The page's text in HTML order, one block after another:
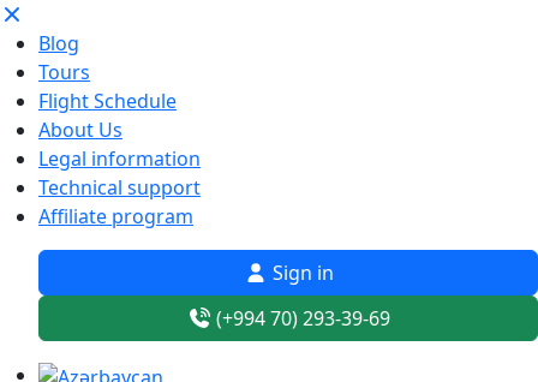
Blog
Tours
Flight Schedule
About Us
Legal information
Technical support
Affiliate program
Sign in
(+994 70) 293-39-69